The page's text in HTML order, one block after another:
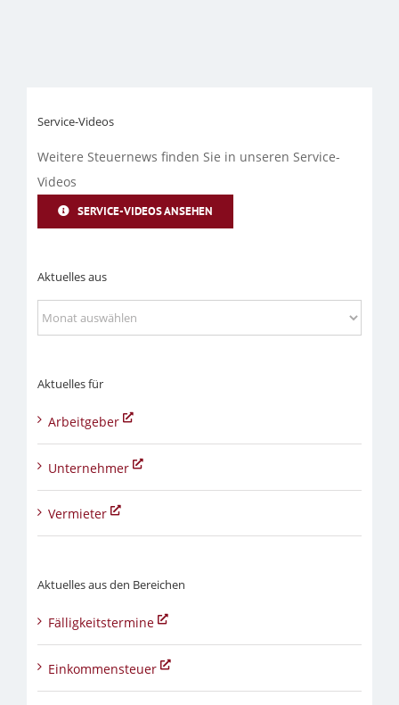
Service-Videos
Weitere Steuernews finden Sie in unseren Service-
Videos
SERVICE-VIDEOS ANSEHEN
Aktuelles aus
Aktuelles
aus
Aktuelles für
Arbeitgeber
Unternehmer
Vermieter
Aktuelles aus den Bereichen
Fälligkeitstermine
Einkommensteuer